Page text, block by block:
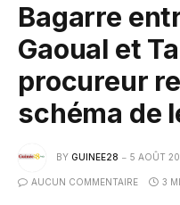
Bagarre
Gaoual et
procureur
schéma de
BY GUINEE28 5 AOÛT
AUCUN COMMENTAIRE 3